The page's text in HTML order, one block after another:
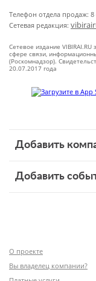
Телефон отдела продаж: 8
Сетевая редакция:
Сетевое издание
сфере связи,
(Роскомнадзор).
20.07.2017 года
Добавить
Добавить
О проекте
Вы владелец компании?